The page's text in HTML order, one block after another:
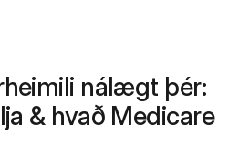
nálægt þér:
& hvað Medicare